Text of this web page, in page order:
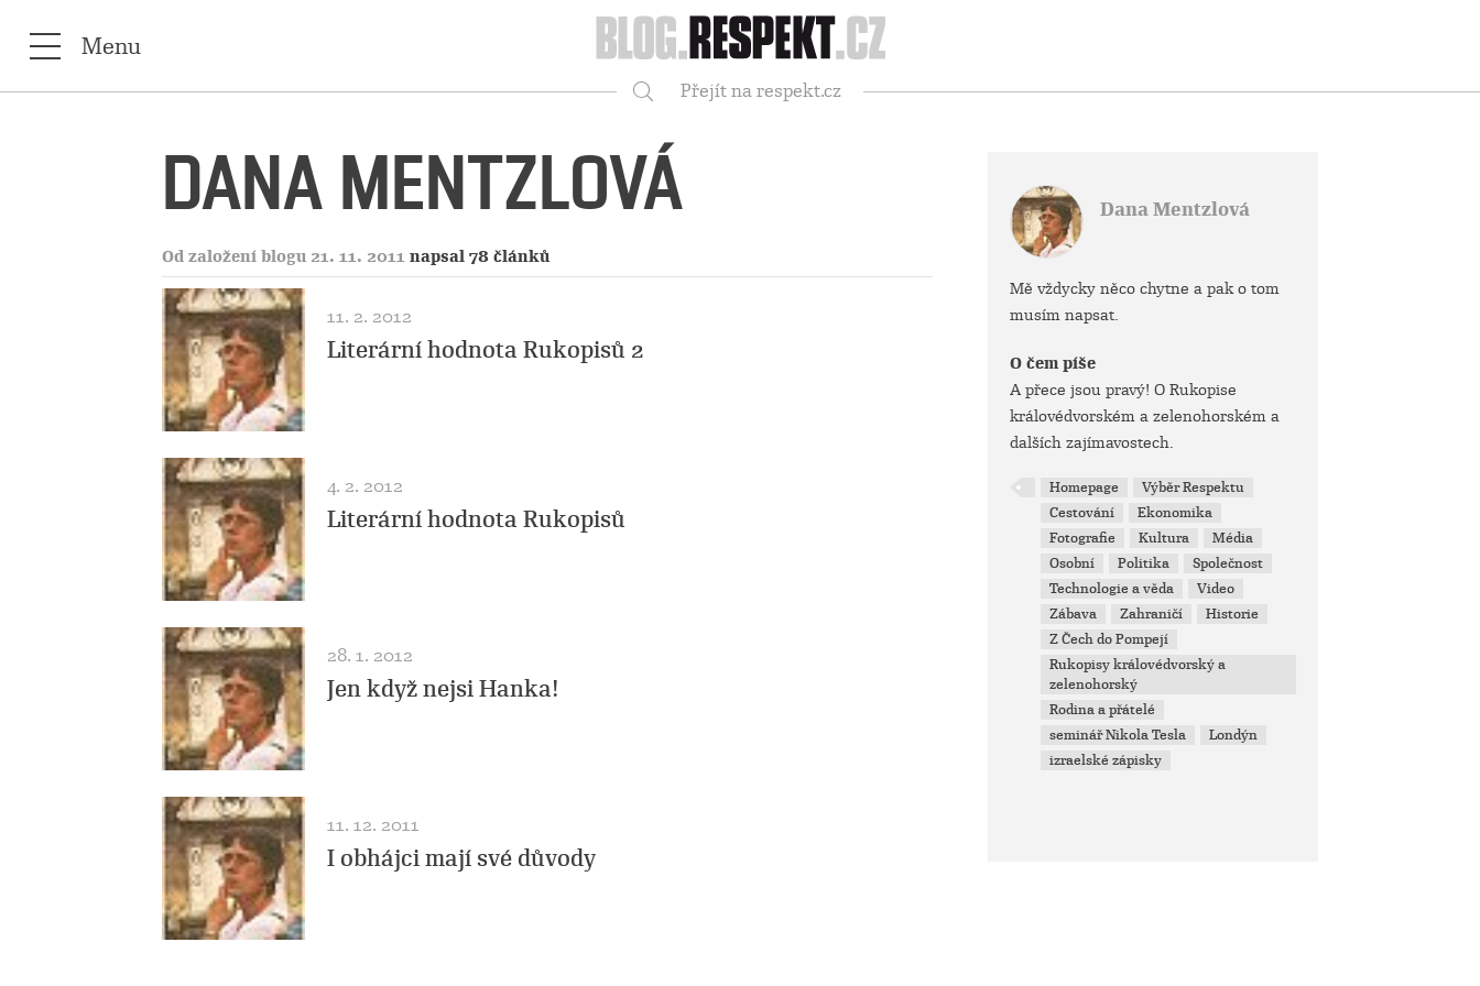
Respekt
Menu
Přejít na respekt.cz
DANA MENTZLOVÁ
Od založení blogu 21. 11. 2011 napsal 78 článků
11. 2. 2012
Literární hodnota Rukopisů 2
4. 2. 2012
Literární hodnota Rukopisů
28. 1. 2012
Jen když nejsi Hanka!
11. 12. 2011
I obhájci mají své důvody
Dana Mentzlová
Mě vždycky něco chytne a pak o tom
musím napsat.
O čem píše
A přece jsou pravý! O Rukopise
královédvorském a zelenohorském a
dalších zajímavostech.
Homepage
Výběr Respektu
Cestování
Ekonomika
Fotografie
Kultura
Média
Osobní
Politika
Společnost
Technologie a věda
Video
Zábava
Zahraničí
Historie
Z Čech do Pompejí
Rukopisy královédvorský a
zelenohorský
Rodina a přátelé
seminář Nikola Tesla
Londýn
izraelské zápisky